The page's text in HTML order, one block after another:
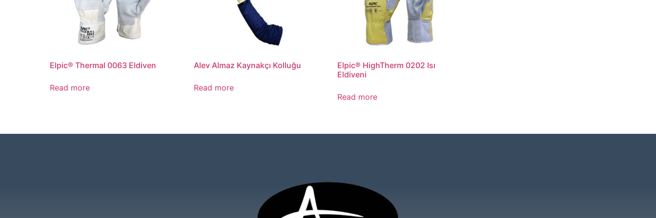
Elpic® Thermal 0063 Eldiven
Read more
Alev Almaz Kaynakçı Kolluğu
Read more
Elpic® HighTherm 0202 Isı
Eldiveni
Read more